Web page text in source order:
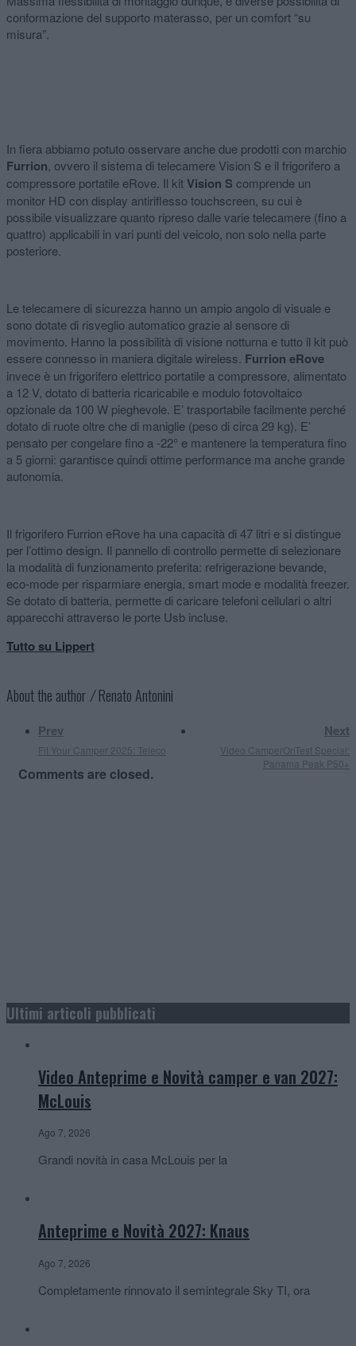
conformazione del supporto materasso, per un comfort “su
misura”.
In fiera abbiamo potuto osservare anche due prodotti con marchio
Furrion, ovvero il sistema di telecamere Vision S e il frigorifero a
compressore portatile eRove. Il kitVision S comprende un
monitor HD con display antiriflesso touchscreen, su cui è
possibile visualizzare quanto ripreso dalle varie telecamere (fino a
quattro) applicabili in vari punti del veicolo, non solo nella parte
posteriore.
Le telecamere di sicurezza hanno un ampio angolo di visuale e
sono dotate di risveglio automatico grazie al sensore di
movimento. Hanno la possibilità di visione notturna e tutto il kit può
essere connesso in maniera digitale wireless. Furrion eRove
invece è un frigorifero elettrico portatile a compressore, alimentato
a 12 V, dotato di batteria ricaricabile e modulo fotovoltaico
opzionale da 100 W pieghevole. E’ trasportabile facilmente perché
dotato di ruote oltre che di maniglie (peso di circa 29 kg). E’
pensato per congelare fino a -22° e mantenere la temperatura fino
a 5 giorni: garantisce quindi ottime performance ma anche grande
autonomia.
Il frigorifero Furrion eRove ha una capacità di 47 litri e si distingue
per l’ottimo design. Il pannello di controllo permette di selezionare
la modalità di funzionamento preferita: refrigerazione bevande,
eco-mode per risparmiare energia, smart mode e modalità freezer.
Se dotato di batteria, permette di caricare telefoni cellulari o altri
apparecchi attraverso le porte Usb incluse.
Tutto su Lippert
About the author ⁄Renato Antonini
Prev
Fit Your Camper 2025: Teleco
Next
Video CamperOnTest Special:
Panama Peak P50+
Comments are closed.
Ultimi articoli pubblicati
Video Anteprime e Novità camper e van 2027:
McLouis
Ago 7, 2026
Grandi novità in casa McLouis per la
Anteprime e Novità 2027: Knaus
Ago 7, 2026
Completamente rinnovato il semintegrale Sky TI, ora